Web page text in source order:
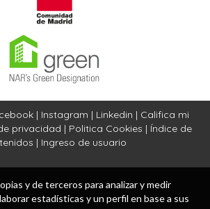
| Instagram | Linkedin | Califica mi
privacidad | Politica Cookies | Índice de
| Ingreso de usuario
y de terceros para analizar y medir
estadísticas y un perfil en base a sus